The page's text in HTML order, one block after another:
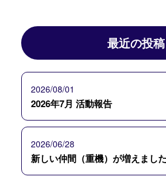
最近の投稿
2026/08/01
2026年7月 活動報告
2026/06/28
新しい仲間（重機）が増えまし